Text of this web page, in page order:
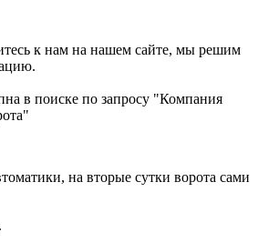
к нам на нашем сайте, мы решим
в поиске по запросу "Компания
на вторые сутки ворота сами